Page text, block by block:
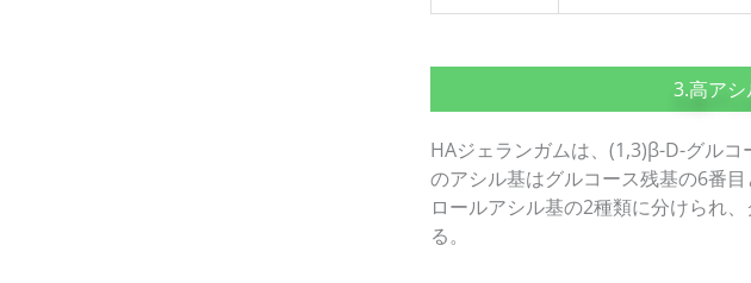
3.高ア
HAジェランガムは、(1,3)β-D-グル
のアシル基はグルコース残基の6番
ロールアシル基の2種類に分けられ
る。